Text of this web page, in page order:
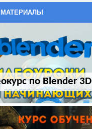
по Blender 3D